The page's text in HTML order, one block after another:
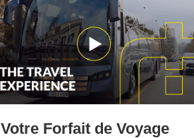
Votre Forfait de Voyage